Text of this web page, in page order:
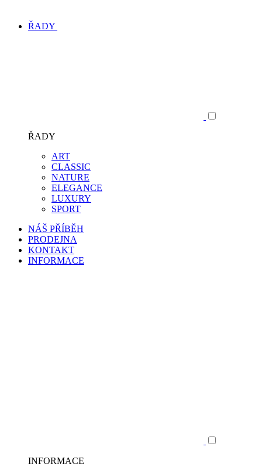
ŘADY
ŘADY
ART
CLASSIC
NATURE
ELEGANCE
LUXURY
SPORT
NÁŠ PŘÍBĚH
PRODEJNA
KONTAKT
INFORMACE
INFORMACE